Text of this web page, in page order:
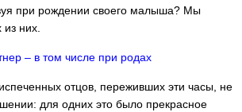
при рождении своего малыша? Мы
них.
– в том числе при родах
отцов, переживших эти часы, не
для одних это было прекрасное